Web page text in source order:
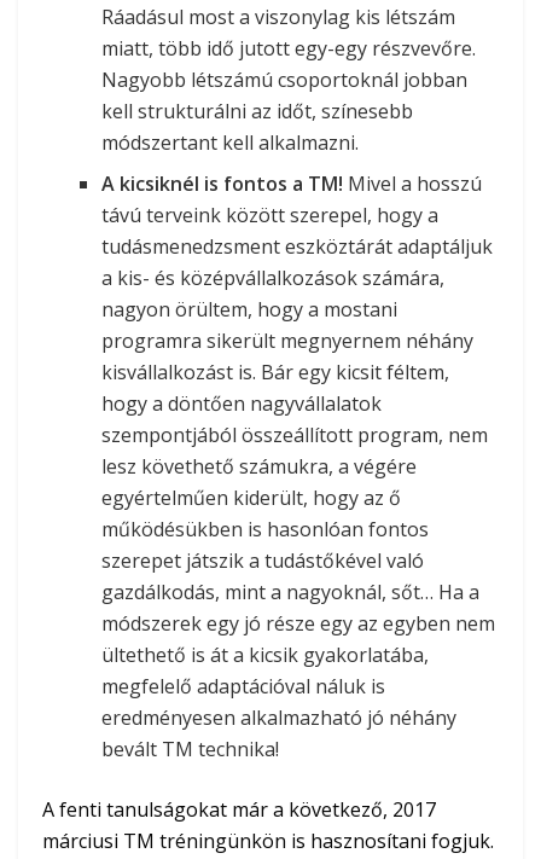
Ráadásul most a viszonylag kis létszám
miatt, több idő jutott egy-egy részvevőre.
Nagyobb létszámú csoportoknál jobban
kell strukturálni az időt, színesebb
módszertant kell alkalmazni.
A kicsiknél is fontos a TM! Mivel a hosszú
távú terveink között szerepel, hogy a
tudásmenedzsment eszköztárát adaptáljuk
a kis- és középvállalkozások számára,
nagyon örültem, hogy a mostani
programra sikerült megnyernem néhány
kisvállalkozást is. Bár egy kicsit féltem,
hogy a döntően nagyvállalatok
szempontjából összeállított program, nem
lesz követhető számukra, a végére
egyértelműen kiderült, hogy az ő
működésükben is hasonlóan fontos
szerepet játszik a tudástőkével való
gazdálkodás, mint a nagyoknál, sőt… Ha a
módszerek egy jó része egy az egyben nem
ültethető is át a kicsik gyakorlatába,
megfelelő adaptációval náluk is
eredményesen alkalmazható jó néhány
bevált TM technika!
A fenti tanulságokat már a következő, 2017
márciusi TM tréningünkön is hasznosítani fogjuk.